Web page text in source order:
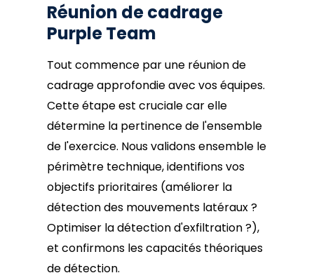
Réunion de cadrage
Purple Team
Tout commence par une réunion de
cadrage approfondie avec vos équipes.
Cette étape est cruciale car elle
détermine la pertinence de l'ensemble
de l'exercice. Nous validons ensemble le
périmètre technique, identifions vos
objectifs prioritaires (améliorer la
détection des mouvements latéraux ?
Optimiser la détection d'exfiltration ?),
et confirmons les capacités théoriques
de détection.